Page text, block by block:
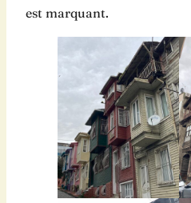
est marquant.